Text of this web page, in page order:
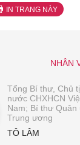
IN TRANG NÀY
NHÂN
Tổng Bí thư, Chủ
nước CHXHCN
Nam; Bí thư Quân
Trung ương
TÔ LÂM